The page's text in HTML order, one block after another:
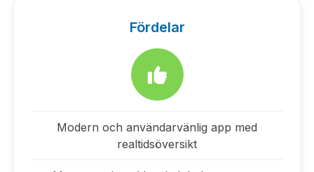
Fördelar
Modern och användarvänlig app med
realtidsöversikt